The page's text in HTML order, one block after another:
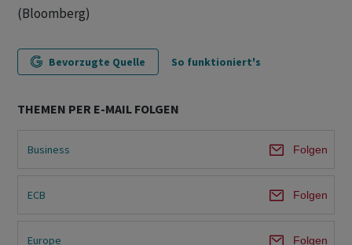
(Bloomberg)
Bevorzugte Quelle So funktioniert's
THEMEN PER E-MAIL FOLGEN
Business Folgen
ECB Folgen
Europe Folgen